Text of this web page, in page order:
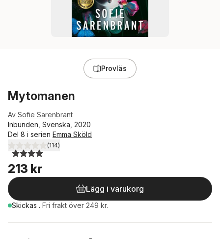
Provläs
Mytomanen
Av Sofie Sarenbrant
Inbunden, Svenska, 2020
Del 8 i serien Emma Sköld
4,0utav 5 stjärnor. Totalt antal röster:
(114)
213 kr
Lägg i varukorg
Skickas . Fri frakt över 249 kr.